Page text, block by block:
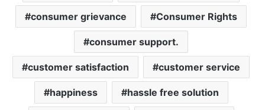
consumer grievance Consumer Rights
consumer support.
customer satisfaction customer service
happiness hassle free solution